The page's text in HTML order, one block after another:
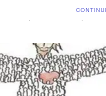
o povo adquirido, para que
daquele que vos chamou